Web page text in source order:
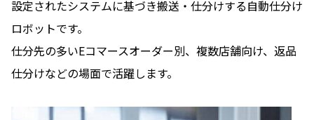
設定されたシステムに基づき搬送・仕分けする自動仕分け
ロボットです。
仕分先の多いEコマースオーダー別、複数店舗向け、返品
仕分けなどの場面で活躍します。